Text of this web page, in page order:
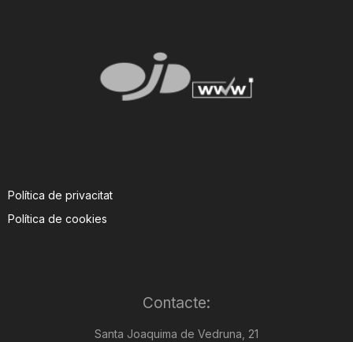
Política de privacitat
Política de cookies
Contacte:
Santa Joaquima de Vedruna, 21